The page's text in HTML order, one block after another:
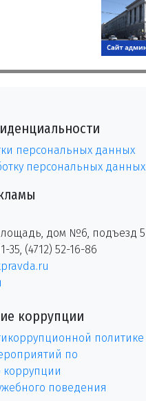
персональных данных
персональных данных
дом №6, подъезд 5
35, (4712) 52-16-86
коррупции
политике
по
коррупции
поведения